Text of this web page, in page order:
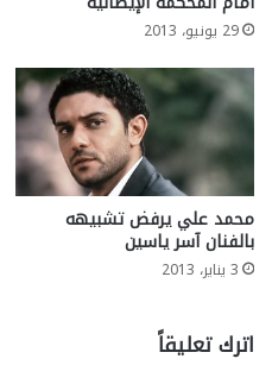
29 يونيو، 2013
محمد علي يرفض تشبيهه
بالفنان آسر ياسين
3 يناير، 2013
اترك تعليقاً